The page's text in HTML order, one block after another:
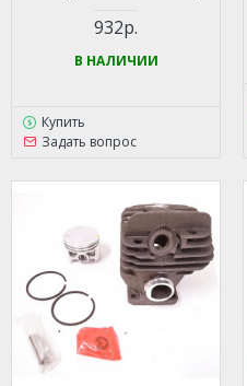
932р.
В НАЛИЧИИ
Купить
Задать вопрос